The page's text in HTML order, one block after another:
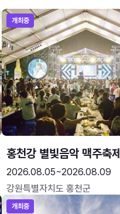
개최중
홍천강 별빛음악 맥주축제
2026.08.05~2026.08.09
강원특별자치도 홍천군
개최중